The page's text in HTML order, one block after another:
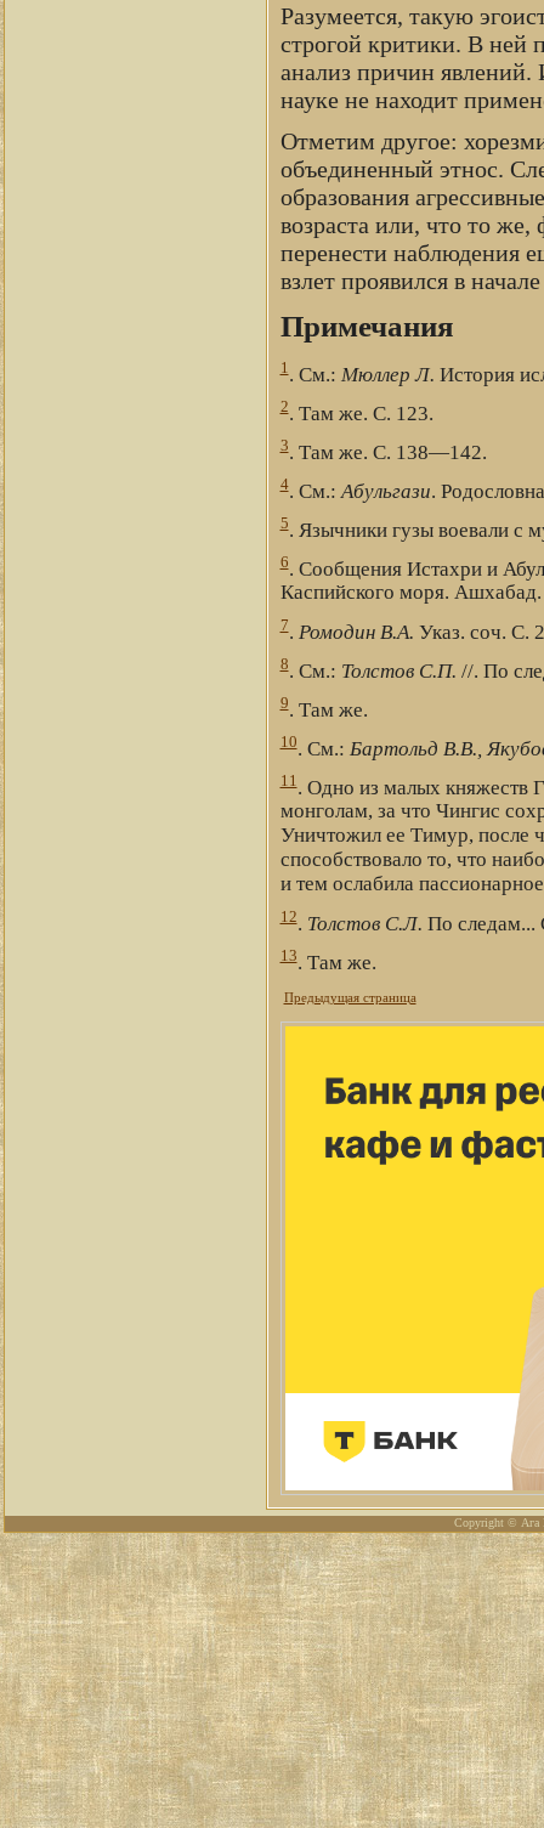
Разумеется, такую
строгой критики. В ней
анализ причин явлений.
науке не находит
Отметим другое:
объединенный этнос.
образования
возраста или, что то же,
перенести наблюдения
взлет проявился в
Примечания
1. См.: Мюллер Л. История
2. Там же. С. 123.
3. Там же. С. 138—142.
4. См.: Абульгази.
5. Язычники гузы воевали с
6. Сообщения Истахри и
Каспийского моря.
7. Ромодин В.А. Указ. соч. С.
8. См.: Толстов С.П. //. По
9. Там же.
10. См.: Бартольд В.В.,
11. Одно из малых княжеств
монголам, за что Чингис
Уничтожил ее Тимур, после
способствовало то, что
и тем ослабила
12. Толстов С.Л. По следам...
13. Там же.
Предыдущая страница
Copyright © Ага